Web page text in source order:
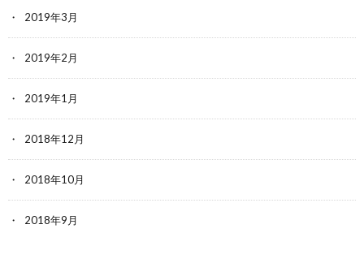
2019年3月
2019年2月
2019年1月
2018年12月
2018年10月
2018年9月